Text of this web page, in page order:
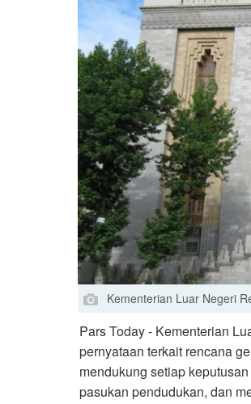
Kementerian Luar Negeri
Pars Today - Kementerian
pernyataan terkait rencana
mendukung setiap
pasukan pendudukan, dan